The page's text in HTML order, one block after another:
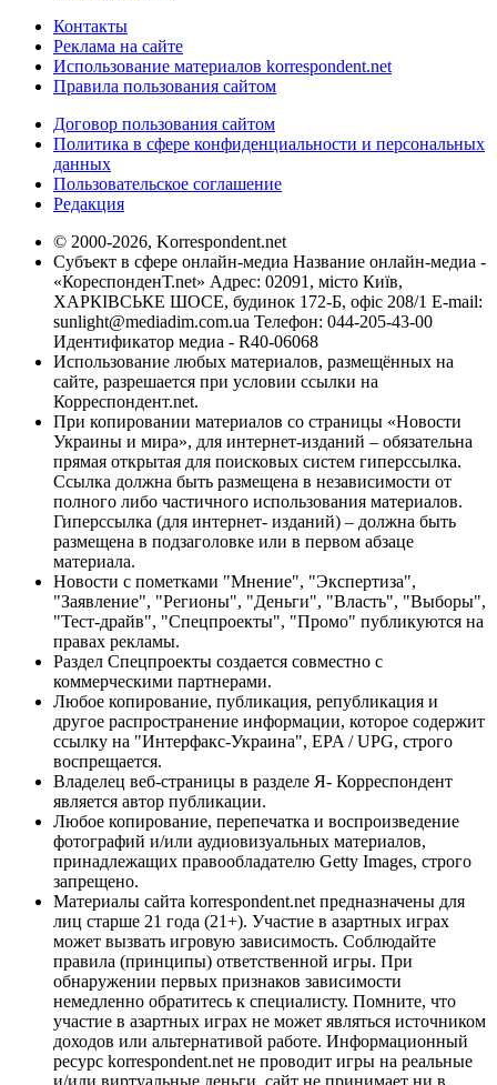
Контакты
Реклама на сайте
Использование материалов korrespondent.net
Правила пользования сайтом
Договор пользования сайтом
Политика в сфере конфиденциальности и персональных
данных
Пользовательское соглашение
Редакция
© 2000-2026, Korrespondent.net
Субъект в сфере онлайн-медиа Название онлайн-медиа -
«КореспонденТ.net» Адрес: 02091, місто Київ,
ХАРКІВСЬКЕ ШОСЕ, будинок 172-Б, офіс 208/1 E-mail:
sunlight@mediadim.com.ua Телефон: 044-205-43-00
Идентификатор медиа - R40-06068
Использование любых материалов, размещённых на
сайте, разрешается при условии ссылки на
Корреспондент.net.
При копировании материалов со страницы «Новости
Украины и мира», для интернет-изданий – обязательна
прямая открытая для поисковых систем гиперссылка.
Ссылка должна быть размещена в независимости от
полного либо частичного использования материалов.
Гиперссылка (для интернет- изданий) – должна быть
размещена в подзаголовке или в первом абзаце
материала.
Новости с пометками "Мнение", "Экспертиза",
"Заявление", "Регионы", "Деньги", "Власть", "Выборы",
"Тест-драйв", "Спецпроекты", "Промо" публикуются на
правах рекламы.
Раздел Спецпроекты создается совместно с
коммерческими партнерами.
Любое копирование, публикация, републикация и
другое распространение информации, которое содержит
ссылку на "Интерфакс-Украина", EPA / UPG, строго
воспрещается.
Владелец веб-страницы в разделе Я- Корреспондент
является автор публикации.
Любое копирование, перепечатка и воспроизведение
фотографий и/или аудиовизуальных материалов,
принадлежащих правообладателю Getty Images, строго
запрещено.
Материалы сайта korrespondent.net предназначены для
лиц старше 21 года (21+). Участие в азартных играх
может вызвать игровую зависимость. Соблюдайте
правила (принципы) ответственной игры. При
обнаружении первых признаков зависимости
немедленно обратитесь к специалисту. Помните, что
участие в азартных играх не может являться источником
доходов или альтернативой работе. Информационный
ресурс korrespondent.net не проводит игры на реальные